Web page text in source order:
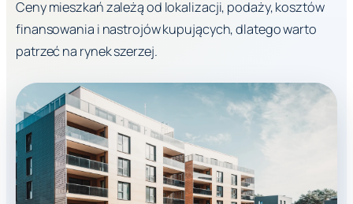
Ceny mieszkań zależą od lokalizacji, podaży, kosztów
finansowania i nastrojów kupujących, dlatego warto
patrzeć na rynek szerzej.